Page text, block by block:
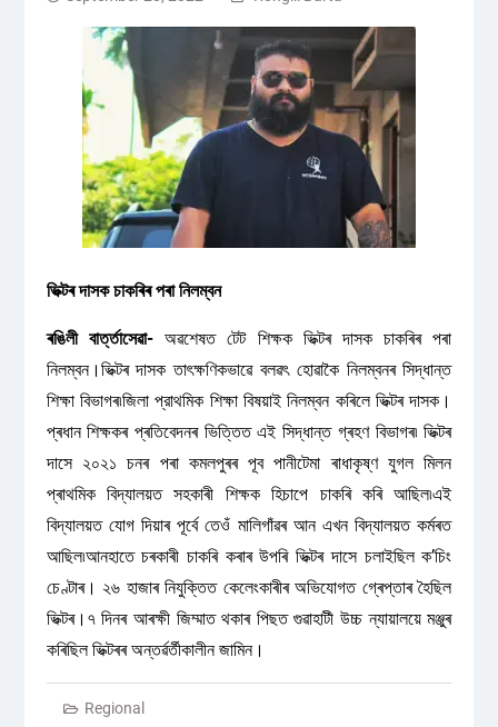
ভিক্টৰ দাসক চাকৰিৰ পৰা নিলম্বন
ৰঙিলী বাৰ্ত্তাসেৱা-অৱশেষত টেট শিক্ষক ভিক্টৰ দাসক চাকৰিৰ পৰা
নিলম্বন।ভিক্টৰ দাসক তাৎক্ষণিকভাৱে বলৱৎ হোৱাকৈ নিলম্বনৰ সিদ্ধান্ত
শিক্ষা বিভাগৰ৷জিলা প্রাথমিক শিক্ষা বিষয়াই নিলম্বন কৰিলে ভিক্টৰ দাসক।
প্ৰধান শিক্ষকৰ প্ৰতিবেদনৰ ভিত্তিত এই সিদ্ধান্ত গ্ৰহণ বিভাগৰ৷ ভিক্টৰ
দাসে ২০২১ চনৰ পৰা কমলপুৰৰ পূব পানীটেমা ৰাধাকৃষ্ণ যুগল মিলন
প্ৰাথমিক বিদ্যালয়ত সহকাৰী শিক্ষক হিচাপে চাকৰি কৰি আছিল৷এই
বিদ্যালয়ত যোগ দিয়াৰ পূৰ্বে তেওঁ মালিগাঁৱৰ আন এখন বিদ্যালয়ত কৰ্মৰত
আছিল৷আনহাতে চৰকাৰী চাকৰি কৰাৰ উপৰি ভিক্টৰ দাসে চলাইছিল ক’চিং
চেণ্টাৰ। ২৬ হাজাৰ নিযুক্তিত কেলেংকাৰীৰ অভিযোগত গ্ৰেপ্তাৰ হৈছিল
ভিক্টৰ।৭ দিনৰ আৰক্ষী জিম্মাত থকাৰ পিছত গুৱাহাটী উচ্চ ন্যায়ালয়ে মঞ্জুৰ
কৰিছিল ভিক্টৰৰ অন্তৰ্ৱৰ্তীকালীন জামিন।
Regional